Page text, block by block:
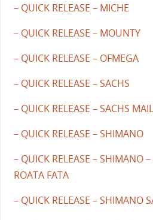
– QUICK RELEASE – MICHE
– QUICK RELEASE – MOUNTY
– QUICK RELEASE – OFMEGA
– QUICK RELEASE – SACHS
– QUICK RELEASE – SACHS
– QUICK RELEASE – SHIMANO
– QUICK RELEASE – SHIMANO
ROATA FATA
– QUICK RELEASE – SHIMANO